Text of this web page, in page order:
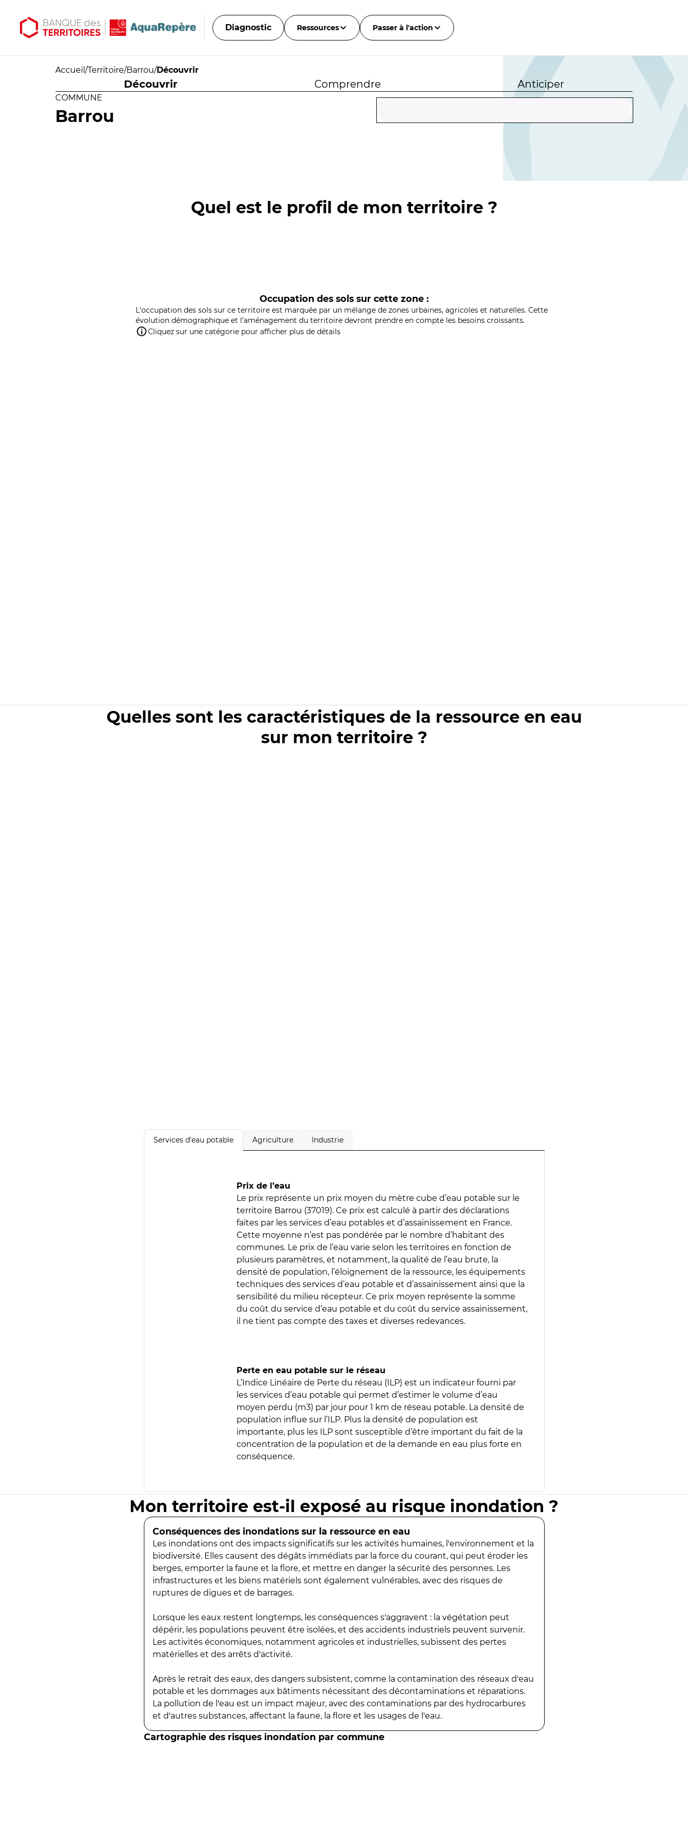
Diagnostic Ressources Passer à l'action
Accueil /Territoire/Barrou/Découvrir
Découvrir Comprendre Anticiper
COMMUNE
Barrou
Quel est le profil de mon territoire ?
Occupation des sols sur cette zone :
L'occupation des sols sur ce territoire est marquée par un mélange de zones urbaines, agricoles et naturelles. Cette
évolution démographique et l'aménagement du territoire devront prendre en compte les besoins croissants.
Cliquez sur une catégorie pour afficher plus de détails
Quelles sont les caractéristiques de la ressource en eau
sur mon territoire ?
Services d'eau potable Agriculture Industrie
Prix de l’eau
Le prix représente un prix moyen du mètre cube d’eau potable sur le
territoire Barrou (37019). Ce prix est calculé à partir des déclarations
faites par les services d’eau potables et d’assainissement en France.
Cette moyenne n’est pas pondérée par le nombre d’habitant des
communes. Le prix de l’eau varie selon les territoires en fonction de
plusieurs paramètres, et notamment, la qualité de l’eau brute, la
densité de population, l’éloignement de la ressource, les équipements
techniques des services d’eau potable et d’assainissement ainsi que la
sensibilité du milieu récepteur. Ce prix moyen représente la somme
du coût du service d’eau potable et du coût du service assainissement,
il ne tient pas compte des taxes et diverses redevances.
Perte en eau potable sur le réseau
L’Indice Linéaire de Perte du réseau (ILP) est un indicateur fourni par
les services d’eau potable qui permet d’estimer le volume d’eau
moyen perdu (m3) par jour pour 1 km de réseau potable. La densité de
population influe sur l’ILP. Plus la densité de population est
importante, plus les ILP sont susceptible d’être important du fait de la
concentration de la population et de la demande en eau plus forte en
conséquence.
Mon territoire est-il exposé au risque inondation ?
Conséquences des inondations sur la ressource en eau
Les inondations ont des impacts significatifs sur les activités humaines, l'environnement et la
biodiversité. Elles causent des dégâts immédiats par la force du courant, qui peut éroder les
berges, emporter la faune et la flore, et mettre en danger la sécurité des personnes. Les
infrastructures et les biens matériels sont également vulnérables, avec des risques de
ruptures de digues et de barrages.
Lorsque les eaux restent longtemps, les conséquences s'aggravent : la végétation peut
dépérir, les populations peuvent être isolées, et des accidents industriels peuvent survenir.
Les activités économiques, notamment agricoles et industrielles, subissent des pertes
matérielles et des arrêts d'activité.
Après le retrait des eaux, des dangers subsistent, comme la contamination des réseaux d'eau
potable et les dommages aux bâtiments nécessitant des décontaminations et réparations.
La pollution de l'eau est un impact majeur, avec des contaminations par des hydrocarbures
et d'autres substances, affectant la faune, la flore et les usages de l'eau.
Cartographie des risques inondation par commune